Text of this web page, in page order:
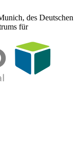
des Deutschen
für